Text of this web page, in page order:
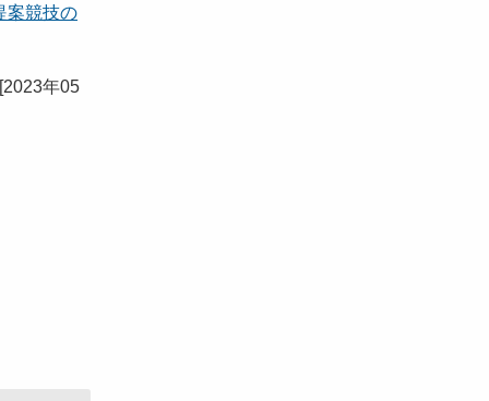
案競技の
[2023年05